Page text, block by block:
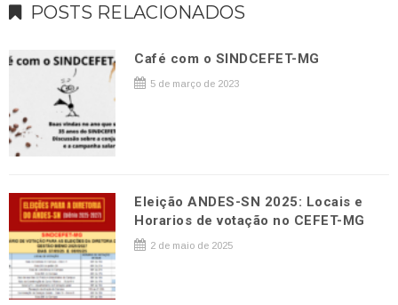
POSTS RELACIONADOS
Café com o SINDCEFET-MG
5 de março de 2023
Eleição ANDES-SN 2025: Locais e
Horarios de votação no CEFET-MG
2 de maio de 2025